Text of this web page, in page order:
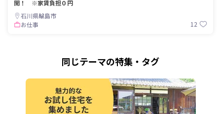
開！ ※家賃負担０円
石川県輪島市
お仕事
12
同じテーマの特集・タグ